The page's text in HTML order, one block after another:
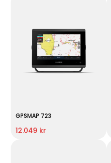
GPSMAP 723
12.049 kr